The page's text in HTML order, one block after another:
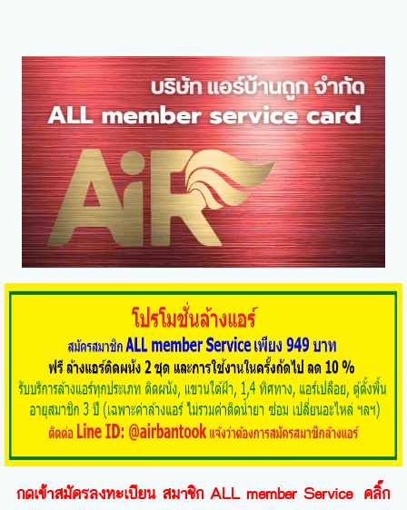
กดเข้าสมัครลงทะเบียน สมาชิก ALL member Service คลิ๊ก